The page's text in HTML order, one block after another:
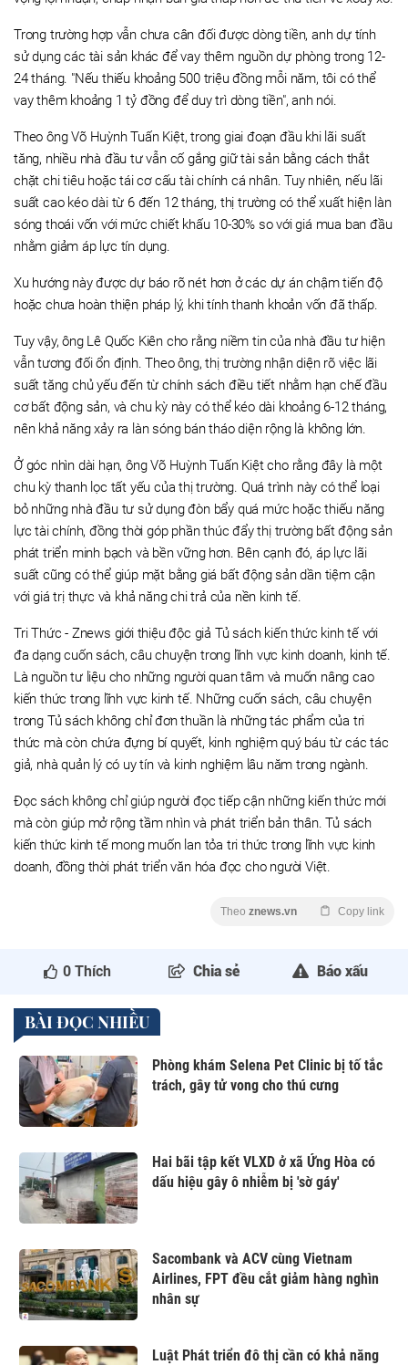
Trong trường hợp vẫn chưa cân đối được dòng tiền, anh dự tính
sử dụng các tài sản khác để vay thêm nguồn dự phòng trong 12-
24 tháng. "Nếu thiếu khoảng 500 triệu đồng mỗi năm, tôi có thể
vay thêm khoảng 1 tỷ đồng để duy trì dòng tiền", anh nói.
Theo ông Võ Huỳnh Tuấn Kiệt, trong giai đoạn đầu khi lãi suất
tăng, nhiều nhà đầu tư vẫn cố gắng giữ tài sản bằng cách thắt
chặt chi tiêu hoặc tái cơ cấu tài chính cá nhân. Tuy nhiên, nếu lãi
suất cao kéo dài từ 6 đến 12 tháng, thị trường có thể xuất hiện làn
sóng thoái vốn với mức chiết khấu 10-30% so với giá mua ban đầu
nhằm giảm áp lực tín dụng.
Xu hướng này được dự báo rõ nét hơn ở các dự án chậm tiến độ
hoặc chưa hoàn thiện pháp lý, khi tính thanh khoản vốn đã thấp.
Tuy vậy, ông Lê Quốc Kiên cho rằng niềm tin của nhà đầu tư hiện
vẫn tương đối ổn định. Theo ông, thị trường nhận diện rõ việc lãi
suất tăng chủ yếu đến từ chính sách điều tiết nhằm hạn chế đầu
cơ bất động sản, và chu kỳ này có thể kéo dài khoảng 6-12 tháng,
nên khả năng xảy ra làn sóng bán tháo diện rộng là không lớn.
Ở góc nhìn dài hạn, ông Võ Huỳnh Tuấn Kiệt cho rằng đây là một
chu kỳ thanh lọc tất yếu của thị trường. Quá trình này có thể loại
bỏ những nhà đầu tư sử dụng đòn bẩy quá mức hoặc thiếu năng
lực tài chính, đồng thời góp phần thúc đẩy thị trường bất động sản
phát triển minh bạch và bền vững hơn. Bên cạnh đó, áp lực lãi
suất cũng có thể giúp mặt bằng giá bất động sản dần tiệm cận
với giá trị thực và khả năng chi trả của nền kinh tế.
Tri Thức - Znews giới thiệu độc giả Tủ sách kiến thức kinh tế với
đa dạng cuốn sách, câu chuyện trong lĩnh vực kinh doanh, kinh tế.
Là nguồn tư liệu cho những người quan tâm và muốn nâng cao
kiến thức trong lĩnh vực kinh tế. Những cuốn sách, câu chuyện
trong Tủ sách không chỉ đơn thuần là những tác phẩm của tri
thức mà còn chứa đựng bí quyết, kinh nghiệm quý báu từ các tác
giả, nhà quản lý có uy tín và kinh nghiệm lâu năm trong ngành.
Đọc sách không chỉ giúp người đọc tiếp cận những kiến thức mới
mà còn giúp mở rộng tầm nhìn và phát triển bản thân. Tủ sách
kiến thức kinh tế mong muốn lan tỏa tri thức trong lĩnh vực kinh
doanh, đồng thời phát triển văn hóa đọc cho người Việt.
Theo znews.vn Copy link
0 Thích Chia sẻ Báo xấu
BÀI ĐỌC NHIỀU
Phòng khám Selena Pet Clinic bị tố tắc
trách, gây tử vong cho thú cưng
Hai bãi tập kết VLXD ở xã Ứng Hòa có
dấu hiệu gây ô nhiễm bị 'sờ gáy'
Sacombank và ACV cùng Vietnam
Airlines, FPT đều cắt giảm hàng nghìn
nhân sự
Luật Phát triển đô thị cần có khả năng